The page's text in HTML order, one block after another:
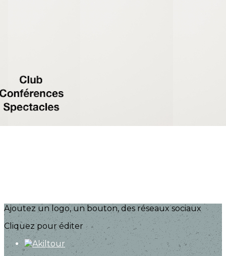
Images de la page d'accueil
Cliquez pour éditer
Ajoutez un logo, un bouton, des réseaux sociaux
Cliquez pour éditer